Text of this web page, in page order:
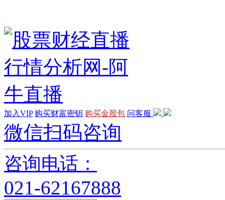
加入VIP 购买财富密钥 购买金股包 问客服
微信扫码咨询
咨询电话：
021-62167888